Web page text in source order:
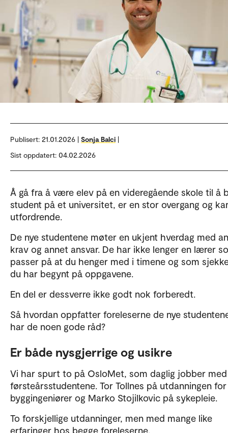
Publisert: 21.01.2026 | Sonja Balci |
Sist oppdatert: 04.02.2026
Å gå fra å være elev på en videregående skole til å
student på et universitet, er en stor overgang og
utfordrende.
De nye studentene møter en ukjent hverdag med
krav og annet ansvar. De har ikke lenger en lærer
passer på at du henger med i timene og som
du har begynt på oppgavene.
En del er dessverre ikke godt nok forberedt.
Så hvordan oppfatter foreleserne de nye
har de noen gode råd?
Er både nysgjerrige og usikre
Vi har spurt to på OsloMet, som daglig jobber med
førsteårsstudentene. Tor Tollnes på utdanningen for
byggingeniører og Marko Stojilkovic på sykepleie.
To forskjellige utdanninger, men med mange like
erfaringer hos begge foreleserne.